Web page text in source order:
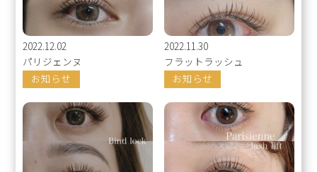
2022.12.02
パリジェンヌ
お知らせ
2022.11.30
フラットラッシュ
お知らせ